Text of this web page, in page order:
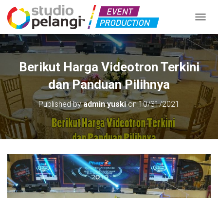
Berikut Harga Videotron Terkini
dan Panduan Pilihnya
Published byadmin yuskion10/31/2021